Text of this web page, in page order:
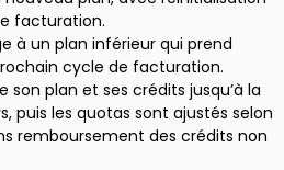
facturation.
à un plan inférieur qui prend
cycle de facturation.
son plan et ses crédits jusqu’à la
puis les quotas sont ajustés selon
remboursement des crédits non